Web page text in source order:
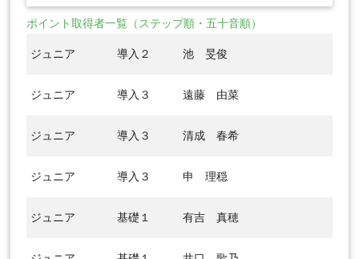
ポイント取得者一覧（ステップ順・五十音順）
ジュニア 導入２ 池 旻俊
ジュニア 導入３ 遠藤 由菜
ジュニア 導入３ 清成 春希
ジュニア 導入３ 申 理穏
ジュニア 基礎１ 有吉 真穂